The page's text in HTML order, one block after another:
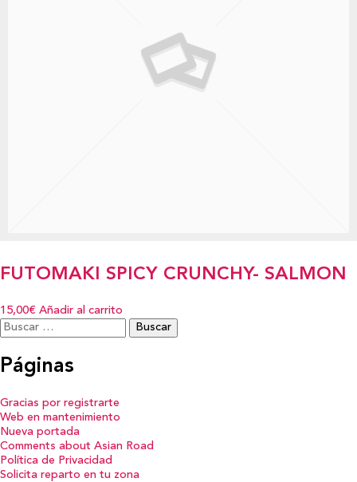
FUTOMAKI SPICY CRUNCHY- SALMON
15,00€ Añadir al carrito
Buscar:
Páginas
Gracias por registrarte
Web en mantenimiento
Nueva portada
Comments about Asian Road
Política de Privacidad
Solicita reparto en tu zona